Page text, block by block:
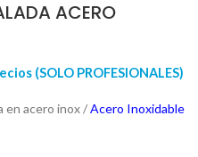
ACERO
(SOLO PROFESIONALES)
en acero inox /Acero Inoxidable